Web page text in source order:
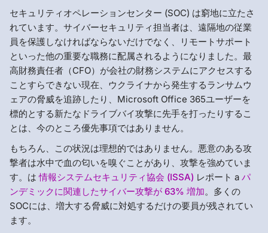
セキュリティオペレーションセンター (SOC) は窮地に立たさ
れています。サイバーセキュリティ担当者は、遠隔地の従業
員を保護しなければならないだけでなく、リモートサポート
といった他の重要な職務に配属されるようになりました。最
高財務責任者（CFO）が会社の財務システムにアクセスする
ことすらできない現在、ウクライナから発生するランサムウ
ェアの脅威を追跡したり、Microsoft Office 365ユーザーを
標的とする新たなドライブバイ攻撃に先手を打ったりするこ
とは、今のところ優先事項ではありません。
もちろん、この状況は理想的ではありません。悪意のある攻
撃者は水中で血の匂いを嗅ぐことがあり、攻撃を強めていま
す。は情報システムセキュリティ協会 (ISSA) レポート a パ
ンデミックに関連したサイバー攻撃が 63% 増加。多くの
SOCには、増大する脅威に対処するだけの要員が残されてい
ます。